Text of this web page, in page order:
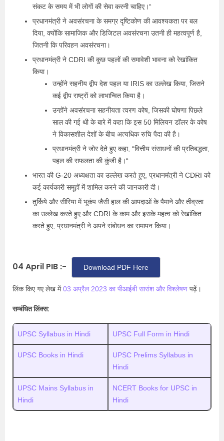
संकट के समय में भी लोगों की सेवा करनी चाहिए।“
प्रधानमंत्री ने अवसंरचना के समग्र दृष्टिकोण की आवश्यकता पर बल
दिया, क्योंकि सामाजिक और डिजिटल अवसंरचना उतनी ही महत्वपूर्ण है,
जितनी कि परिवहन अवसंरचना।
प्रधानमंत्री ने CDRI की कुछ पहलों की समावेशी भावना को रेखांकित
किया।
उन्होंने सहनीय द्वीप देश पहल या IRIS का उल्लेख किया, जिसने
कई द्वीप राष्ट्रों को लाभान्वित किया है।
उन्होंने अवसंरचना सहनीयता त्वरण कोष, जिसकी घोषणा पिछले
साल की गई थी के बारे में कहा कि इस 50 मिलियन डॉलर के कोष
ने विकासशील देशों के बीच अत्यधिक रुचि पैदा की है।
प्रधानमंत्री ने जोर देते हुए कहा, “वित्तीय संसाधनों की प्रतिबद्धता,
पहल की सफलता की कुंजी है।“
भारत की G-20 अध्यक्षता का उल्लेख करते हुए, प्रधानमंत्री ने CDRI को
कई कार्यकारी समूहों में शामिल करने की जानकारी दी।
तुर्किये और सीरिया में भूकंप जैसी हाल की आपदाओं के पैमाने और तीव्रता
का उल्लेख करते हुए और CDRI के काम और इसके महत्व को रेखांकित
करते हुए, प्रधानमंत्री ने अपने संबोधन का समापन किया।
04 April PIB :- Download PDF Here
लिंक किए गए लेख में03 अप्रैल 2023 का पीआईबी सारांश और विश्लेषण पढ़ें।
सम्बंधित लिंक्स:
UPSC Syllabus in Hindi UPSC Full Form in Hindi
UPSC Books in Hindi
UPSC Prelims Syllabus in
Hindi
UPSC Mains Syllabus in
Hindi
NCERT Books for UPSC in
Hindi